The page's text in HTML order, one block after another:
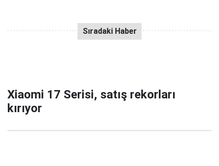
Xiaomi 17 Serisi, satış rekorları
kırıyor